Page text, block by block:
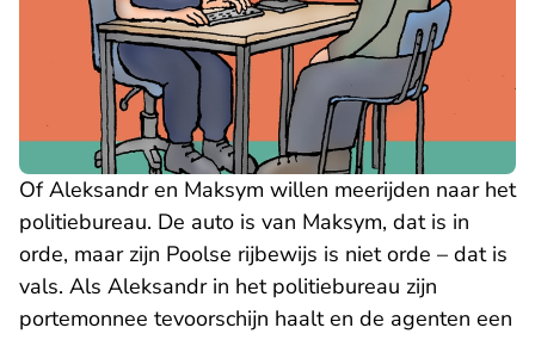
Of Aleksandr en Maksym willen meerijden naar het
politiebureau. De auto is van Maksym, dat is in
orde, maar zijn Poolse rijbewijs is niet orde – dat is
vals. Als Aleksandr in het politiebureau zijn
portemonnee tevoorschijn haalt en de agenten een